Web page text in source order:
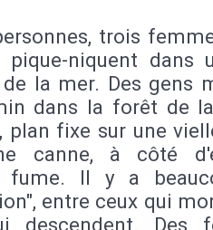
trois
pique-niquent dans
la mer. Des gens
dans la forêt de
plan fixe sur une
canne, à côté
fume. Il y a
entre ceux qui
descendent. Des